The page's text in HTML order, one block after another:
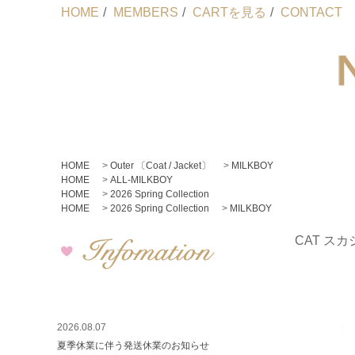
HOME / MEMBERS / CARTを見る / CONTACT
HOME > Outer 〔Coat / Jacket〕 > MILKBOY
HOME
> ALL-MILKBOY
HOME
> 2026 Spring Collection
HOME
> 2026 Spring Collection > MILKBOY
2026.08.07
夏季休業に伴う発送休業のお知らせ
CAT スカ